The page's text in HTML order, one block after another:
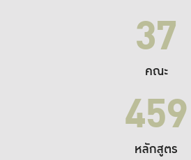
37
คณะ
459
หลักสูตร